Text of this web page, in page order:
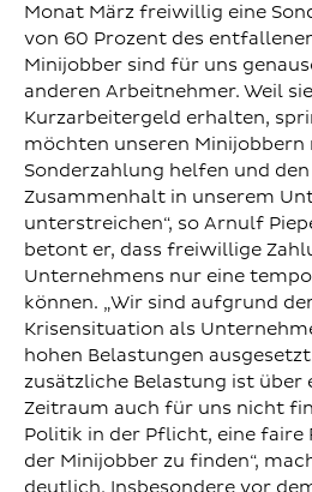
Monat März freiwillig eine
von 60 Prozent des
Minijobber sind für uns
anderen Arbeitnehmer. Weil
Kurzarbeitergeld erhalten,
möchten unseren Minijobbern
Sonderzahlung helfen und
Zusammenhalt in unserem
unterstreichen“, so Arnulf
betont er, dass freiwillige
Unternehmens nur eine
können. „Wir sind aufgrund
Krisensituation als
hohen Belastungen
zusätzliche Belastung ist über
Zeitraum auch für uns nicht
Politik in der Pflicht, eine faire
der Minijobber zu finden“,